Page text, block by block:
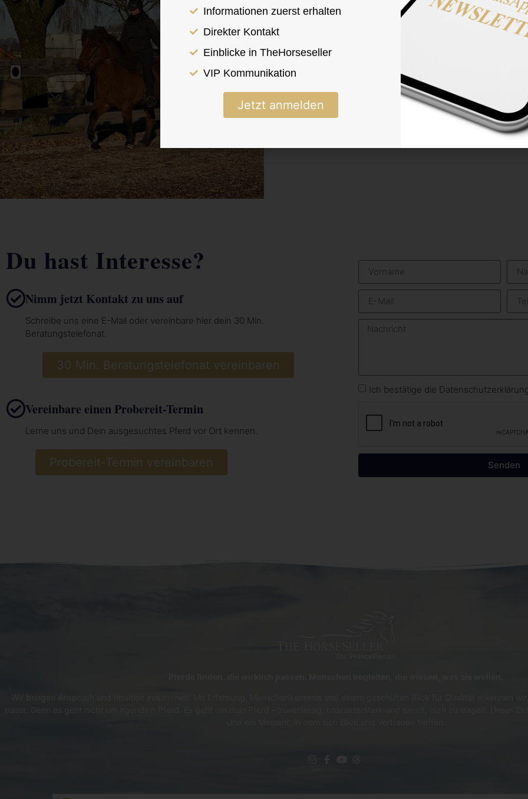
Du hast Interesse?
Nimm jetzt Kontakt zu uns auf
Schreibe uns eine E-Mail oder vereinbare hier dein 30 Min.
Beratungstelefonat.
30 Min. Beratungstelefonat vereinbaren
Vereinbare einen Probereit-Termin
Lerne uns und Dein ausgesuchtes Pferd vor Ort kennen.
Probereit-Termin vereinbaren
Ich bestätige die
Senden
Informationen zuerst erhalten
Direkter Kontakt
Einblicke in TheHorseseller
VIP Kommunikation
Jetzt anmelden